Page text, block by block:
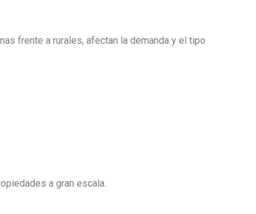
frente a rurales, afectan la demanda y el tipo
a gran escala.